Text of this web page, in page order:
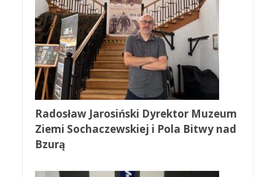
Radosław Jarosiński Dyrektor Muzeum
Ziemi Sochaczewskiej i Pola Bitwy nad
Bzurą